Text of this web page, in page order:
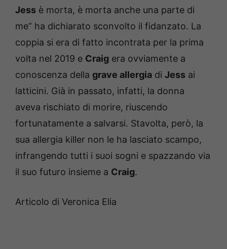
Jess è morta, è morta anche una parte di
me” ha dichiarato sconvolto il fidanzato. La
coppia si era di fatto incontrata per la prima
volta nel 2019 e Craig era ovviamente a
conoscenza della grave allergia di Jess ai
latticini. Già in passato, infatti, la donna
aveva rischiato di morire, riuscendo
fortunatamente a salvarsi. Stavolta, però, la
sua allergia killer non le ha lasciato scampo,
infrangendo tutti i suoi sogni e spazzando via
il suo futuro insieme a Craig.
Articolo di Veronica Elia